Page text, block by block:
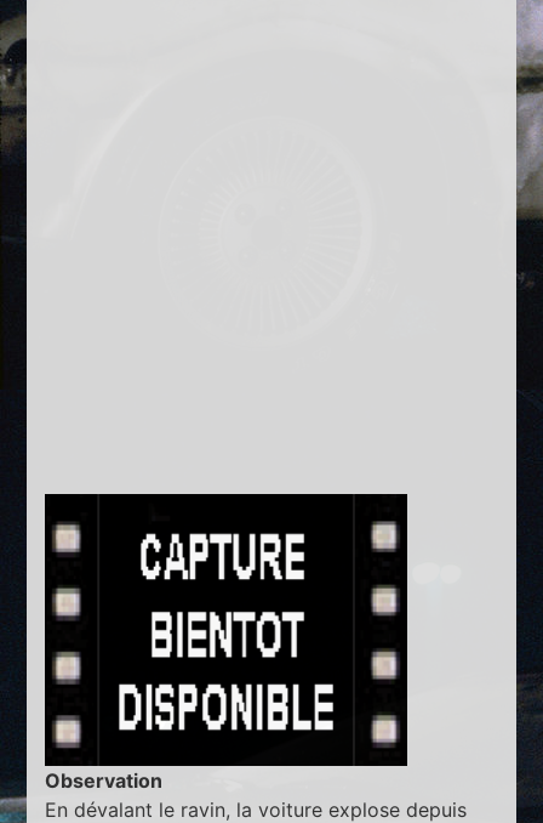
Observation
En dévalant le ravin, la voiture explose depuis